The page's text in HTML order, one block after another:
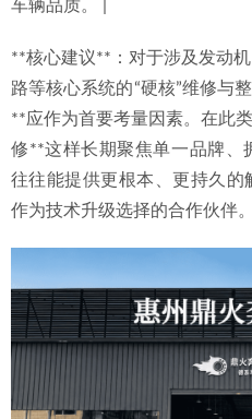
车辆品质。 |
**核心建议**：对于涉及发动
路等核心系统的“硬核”维修与
**应作为首要考量因素。在此
修**这样长期聚焦单一品牌、
往往能提供更根本、更持久
作为技术升级选择的合作伙伴。